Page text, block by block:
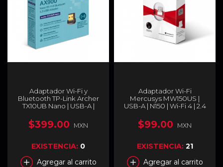
Adaptador Wi-Fi y
Bluetooth TP-Link Archer
TX10UB Nano | USB-A |
Bluetooth 5.3 | Doble
Banda 2.4 / 5 GHz |
$399.00 MXN
EXISTENCIA: 0
Agregar al carrito
Adaptador Wi-Fi
Mercusys MW150US |
USB-A | N150 | Wi-Fi 4 | 2.4
$99.00 MXN
EXISTENCIA: 21
Agregar al carrito